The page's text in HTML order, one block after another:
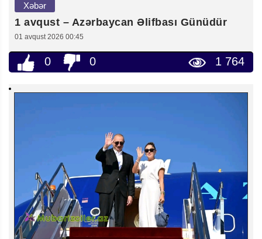
Xəbər
1 avqust – Azərbaycan Əlifbası Günüdür
01 avqust 2026 00:45
0 0 1 764